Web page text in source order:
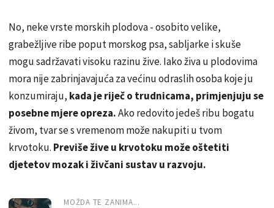
No, neke vrste morskih plodova - osobito velike,
grabežljive ribe poput morskog psa, sabljarke i skuše
mogu sadržavati visoku razinu žive. Iako živa u plodovima
mora nije zabrinjavajuća za većinu odraslih osoba koje ju
konzumiraju, kada je riječ o trudnicama, primjenjuju se
posebne mjere opreza.Ako redovito jedeš ribu bogatu
živom, tvar se s vremenom može nakupiti u tvom
krvotoku. Previše žive u krvotoku može oštetiti
djetetov mozak i živčani sustav u razvoju.
MOŽDA TE ZANIMA...